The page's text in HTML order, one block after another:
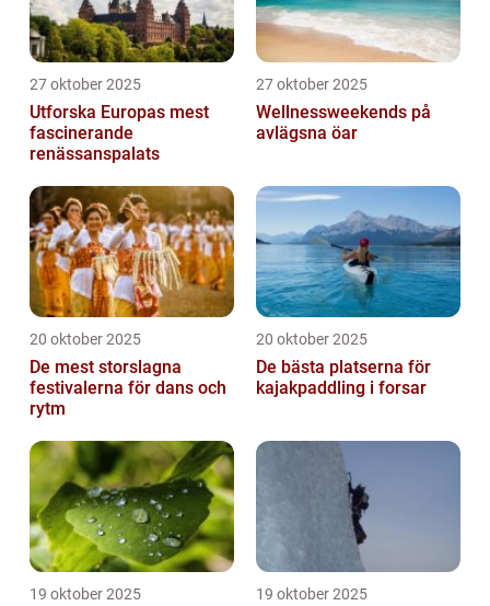
27 oktober 2025
Utforska Europas mest
fascinerande
renässanspalats
27 oktober 2025
Wellnessweekends på
avlägsna öar
20 oktober 2025
De mest storslagna
festivalerna för dans och
rytm
20 oktober 2025
De bästa platserna för
kajakpaddling i forsar
19 oktober 2025 19 oktober 2025